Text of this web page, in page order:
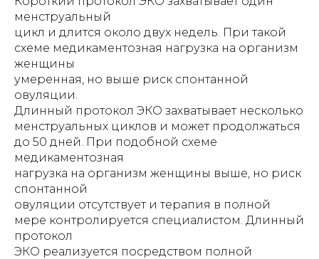
менструальный
цикл и длится около двух недель. При такой
схеме медикаментозная нагрузка на организм
женщины
умеренная, но выше риск спонтанной
овуляции.
Длинный протокол ЭКО захватывает несколько
менструальных циклов и может продолжаться
до 50 дней. При подобной схеме
медикаментозная
нагрузка на организм женщины выше, но риск
спонтанной
овуляции отсутствует и терапия в полной
мере контролируется специалистом. Длинный
протокол
ЭКО реализуется посредством полной